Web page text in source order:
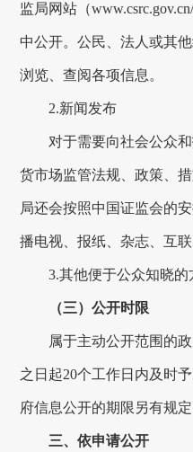
监局网站 （
中公开。公民、法人或其
浏览、查阅各项信息。
2.新闻发布
对于需要向社会公众和
货市场监管法规、政策、
局还会按照中国证监会的
播电视、报纸、杂志、互联
3.其他便于公众知晓的
（三）公开时限
属于主动公开范围的政
之日起20个工作日内及时
府信息公开的期限另有规定
三、依申请公开